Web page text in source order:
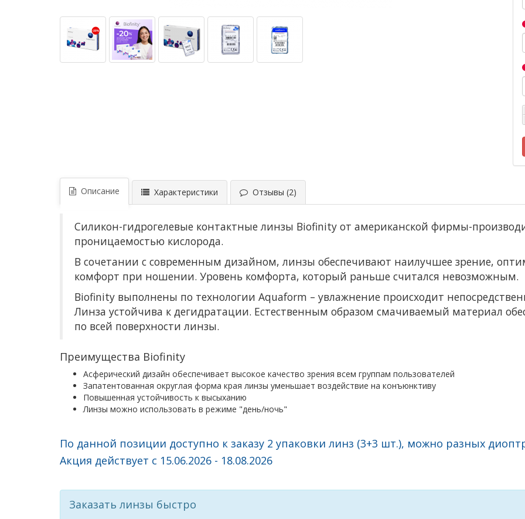
Описание Характеристики Отзывы (2)
Силикон-гидрогелевые контактные линзы Biofinity от американской фирмы-
проницаемостью кислорода.
В сочетании с современным дизайном, линзы обеспечивают наилучшее зрение,
комфорт при ношении. Уровень комфорта, который раньше считался невозможным.
Biofinity выполнены по технологии Aquaform – увлажнение происходит
Линза устойчива к дегидратации. Естественным образом смачиваемый материал
по всей поверхности линзы.
Преимущества Biofinity
Асферический дизайн обеспечивает высокое качество зрения всем группам пользователей
Запатентованная округлая форма края линзы уменьшает воздействие на конъюнктиву
Повышенная устойчивость к высыханию
Линзы можно использовать в режиме "день/ночь"
По данной позиции доступно к заказу 2 упаковки линз (3+3 шт.), можно разных
Акция действует с 15.06.2026 - 18.08.2026
Заказать линзы быстро